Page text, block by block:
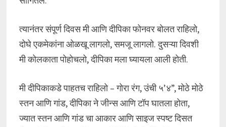
त्यानंतर संपूर्ण दिवस मी आणि दीपिका फोनवर बोलत राहिलो,
दोघे एकमेकांना ओळखू लागलो, समजू लागलो. दुसऱ्या दिवशी
मी कोलकाता पोहोचलो, दीपिका मला घ्यायला आली होती.
मी दीपिकाकडे पाहतच राहिलो – गोरा रंग, उंची ५’४”, मोठे मोठे
स्तन आणि गांड, दीपिका ने जीन्स आणि टॉप घातला होता,
ज्यात स्तन आणि गांड चा आकार आणि साइज स्पष्ट दिसत